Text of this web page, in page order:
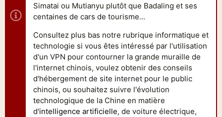
Simatai ou Mutianyu plutôt que Badaling et ses
centaines de cars de tourisme...
Consultez plus bas notre rubrique informatique et
technologie si vous êtes intéressé par l'utilisation
d'un VPN pour contourner la grande muraille de
l'internet chinois, voulez obtenir des conseils
d'hébergement de site internet pour le public
chinois, ou souhaitez suivre l'évolution
technologique de la Chine en matière
d'intelligence artificielle, de voiture électrique,